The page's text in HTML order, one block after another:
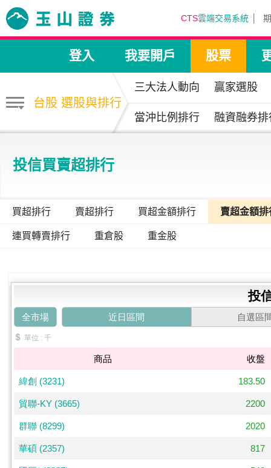
CTS雲端交易系統
登入 我要開戶 股票
台股 選股與排行
三大法人動向 贏家選股
當沖比例排行 融資融券排
投信買賣超排行
買超排行 賣超排行 買超金額排行 賣超金額排
連買轉賣排行 重倉股 重金股